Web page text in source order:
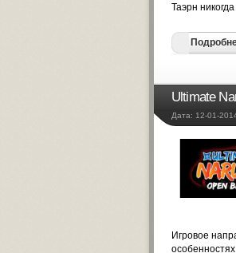
Таэрн
Ultimate
Дата: 12-01-
Игровое